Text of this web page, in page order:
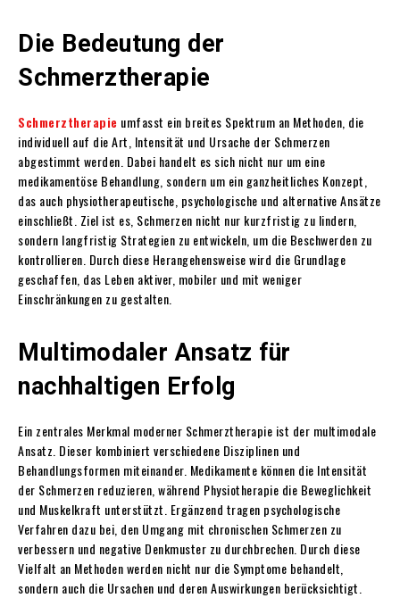
Die Bedeutung der
Schmerztherapie
Schmerztherapie umfasst ein breites Spektrum an Methoden, die
individuell auf die Art, Intensität und Ursache der Schmerzen
abgestimmt werden. Dabei handelt es sich nicht nur um eine
medikamentöse Behandlung, sondern um ein ganzheitliches Konzept,
das auch physiotherapeutische, psychologische und alternative Ansätze
einschließt. Ziel ist es, Schmerzen nicht nur kurzfristig zu lindern,
sondern langfristig Strategien zu entwickeln, um die Beschwerden zu
kontrollieren. Durch diese Herangehensweise wird die Grundlage
geschaffen, das Leben aktiver, mobiler und mit weniger
Einschränkungen zu gestalten.
Multimodaler Ansatz für
nachhaltigen Erfolg
Ein zentrales Merkmal moderner Schmerztherapie ist der multimodale
Ansatz. Dieser kombiniert verschiedene Disziplinen und
Behandlungsformen miteinander. Medikamente können die Intensität
der Schmerzen reduzieren, während Physiotherapie die Beweglichkeit
und Muskelkraft unterstützt. Ergänzend tragen psychologische
Verfahren dazu bei, den Umgang mit chronischen Schmerzen zu
verbessern und negative Denkmuster zu durchbrechen. Durch diese
Vielfalt an Methoden werden nicht nur die Symptome behandelt,
sondern auch die Ursachen und deren Auswirkungen berücksichtigt.